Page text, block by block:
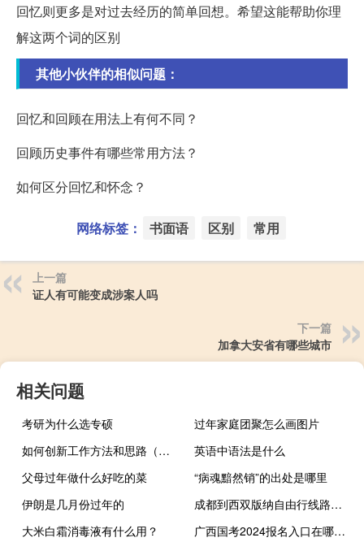
回忆则更多是对过去经历的简单回想。希望这能帮助你理
解这两个词的区别
其他小伙伴的相似问题：
回忆和回顾在用法上有何不同？
回顾历史事件有哪些常用方法？
如何区分回忆和怀念？
网络标签： 书面语 区别 常用
上一篇
证人有可能变成涉案人吗
下一篇
加拿大安省有哪些城市
相关问题
考研为什么选专硕
过年家庭团聚怎么画图片
如何创新工作方法和思路（如何创新工作方法）
英语中语法是什么
父母过年做什么好吃的菜
“病魂黯然销”的出处是哪里
伊朗是几月份过年的
成都到西双版纳自由行线路攻略 西双版纳旅游攻略
大米白霜消毒液有什么用？
广西国考2024报名入口在哪开通